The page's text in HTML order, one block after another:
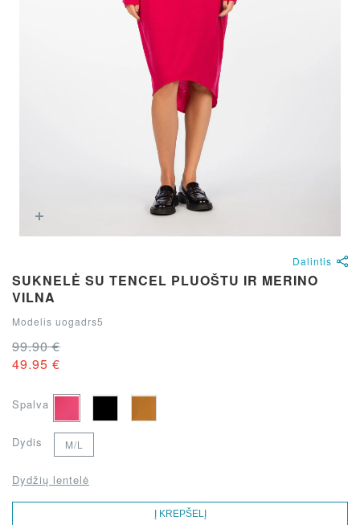
Dalintis
SUKNELĖ SU TENCEL PLUOŠTU IR MERINO
VILNA
Modelis uogadrs5
99.90 €
49.95 €
Spalva
Dydis M/L
Dydžių lentelė
Į KREPŠELĮ